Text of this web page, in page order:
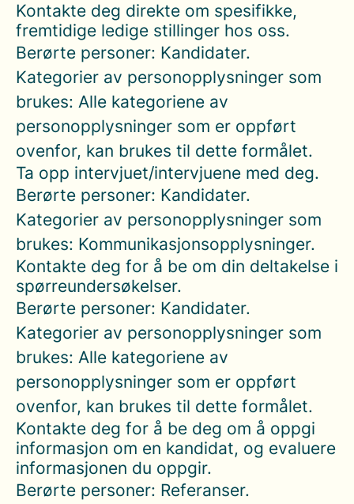
Kontakte deg direkte om spesifikke,
fremtidige ledige stillinger hos oss.
Berørte personer: Kandidater.
Kategorier av personopplysninger som
brukes: Alle kategoriene av
personopplysninger som er oppført
ovenfor, kan brukes til dette formålet.
Ta opp intervjuet/intervjuene med deg.
Berørte personer: Kandidater.
Kategorier av personopplysninger som
brukes: Kommunikasjonsopplysninger.
Kontakte deg for å be om din deltakelse i
spørreundersøkelser.
Berørte personer: Kandidater.
Kategorier av personopplysninger som
brukes: Alle kategoriene av
personopplysninger som er oppført
ovenfor, kan brukes til dette formålet.
Kontakte deg for å be deg om å oppgi
informasjon om en kandidat, og evaluere
informasjonen du oppgir.
Berørte personer: Referanser.